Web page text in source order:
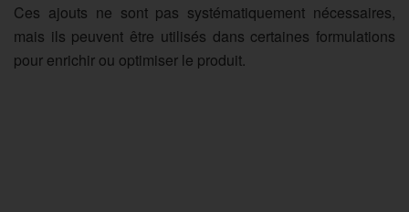
Ces ajouts ne sont pas systématiquement nécessaires,
mais ils peuvent être utilisés dans certaines formulations
pour enrichir ou optimiser le produit.